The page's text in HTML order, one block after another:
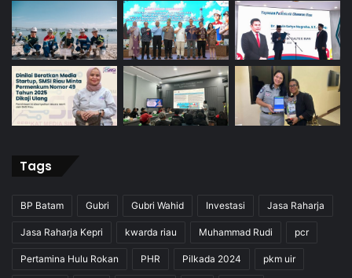
Tags
BP Batam Gubri Gubri Wahid Investasi Jasa Raharja
Jasa Raharja Kepri kwarda riau Muhammad Rudi pcr
Pertamina Hulu Rokan PHR Pilkada 2024 pkm uir